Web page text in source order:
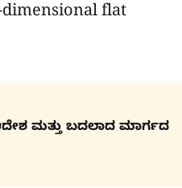
flat
ಮತ್ತು ಬದಲಾದ ಮಾರ್ಗದ